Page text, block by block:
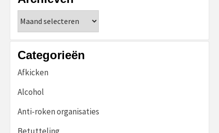
Categorieën
Afkicken
Alcohol
Anti-roken organisaties
Betutteling